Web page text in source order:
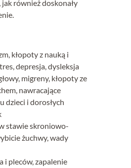
również doskonały
kłopoty z nauką i
depresja, dysleksja
migreny, kłopoty ze
nawracające
dzieci i dorosłych
stawie skroniowo-
żuchwy, wady
i pleców, zapalenie